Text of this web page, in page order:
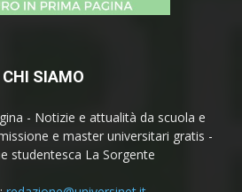
CHI SIAMO
- Notizie e attualità da scuola e
e master universitari gratis -
studentesca La Sorgente